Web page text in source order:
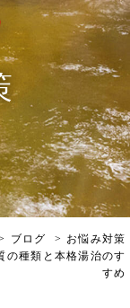
ブログ
お悩み対策
の種類と本格湯治のす
すめ